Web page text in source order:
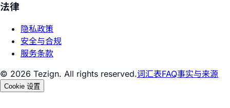
法律
隐私政策
安全与合规
服务条款
© 2026 Tezign. All rights reserved.词汇表FAQ事实与来源
Cookie 设置